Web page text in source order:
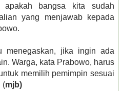
apakah bangsa kita sudah
yang menjawab kepada
menegaskan, jika ingin ada
Warga, kata Prabowo, harus
memilih pemimpin sesuai
(mjb)